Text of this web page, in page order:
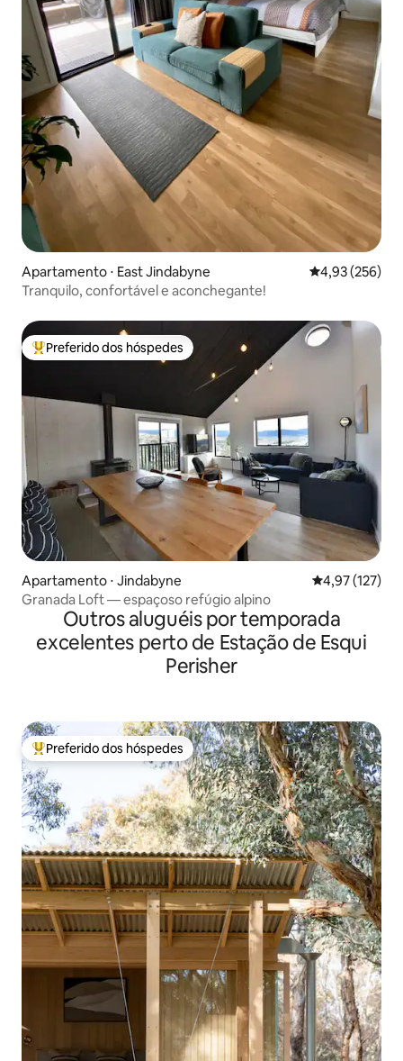
Apartamento ⋅ East Jindabyne 4,93 de uma
4,93 (256)
Tranquilo, confortável e aconchegante!
Entre os melhores preferidos dos hóspedes
Preferido dos hóspedes
Apartamento ⋅ Jindabyne 4,97 de uma
4,97 (127)
Granada Loft — espaçoso refúgio alpino
Outros aluguéis por temporada
excelentes perto de Estação de Esqui
Perisher
Entre os melhores preferidos dos hóspedes
Preferido dos hóspedes